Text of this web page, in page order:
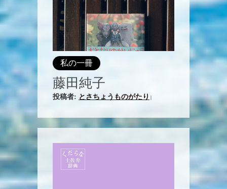
私の一冊
藤田純子
投稿者: とさちょうものがたり